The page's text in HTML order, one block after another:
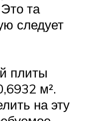
та
следует
плиты
м².
на эту